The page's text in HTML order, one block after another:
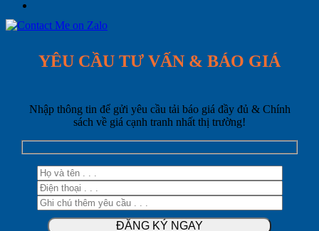
YÊU CẦU TƯ VẤN & BÁO GIÁ
Nhập thông tin để gửi yêu cầu tải báo giá đầy đủ & Chính
sách về giá cạnh tranh nhất thị trường!